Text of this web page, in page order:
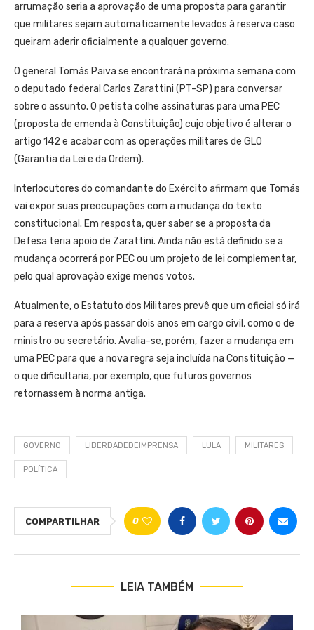
arrumação seria a aprovação de uma proposta para garantir
que militares sejam automaticamente levados à reserva caso
queiram aderir oficialmente a qualquer governo.
O general Tomás Paiva se encontrará na próxima semana com
o deputado federal Carlos Zarattini (PT-SP) para conversar
sobre o assunto. O petista colhe assinaturas para uma PEC
(proposta de emenda à Constituição) cujo objetivo é alterar o
artigo 142 e acabar com as operações militares de GLO
(Garantia da Lei e da Ordem).
Interlocutores do comandante do Exército afirmam que Tomás
vai expor suas preocupações com a mudança do texto
constitucional. Em resposta, quer saber se a proposta da
Defesa teria apoio de Zarattini. Ainda não está definido se a
mudança ocorrerá por PEC ou um projeto de lei complementar,
pelo qual aprovação exige menos votos.
Atualmente, o Estatuto dos Militares prevê que um oficial só irá
para a reserva após passar dois anos em cargo civil, como o de
ministro ou secretário. Avalia-se, porém, fazer a mudança em
uma PEC para que a nova regra seja incluída na Constituição —
o que dificultaria, por exemplo, que futuros governos
retornassem à norma antiga.
GOVERNO LIBERDADEDEIMPRENSA LULA MILITARES
POLÍTICA
COMPARTILHAR 0
LEIA TAMBÉM